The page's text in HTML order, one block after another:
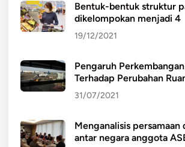
Bentuk-bentuk struktur
dikelompokan menjadi 4
19/12/2021
Pengaruh
Terhadap Perubahan
31/07/2021
Menganalisis persamaan
antar negara anggota